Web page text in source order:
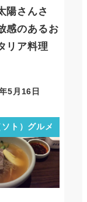
陽さんさ
感のあるお
リア料理
5月16日
ト）グルメ